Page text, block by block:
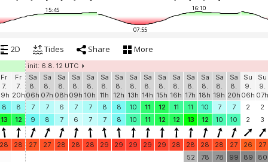
15:45 16:10
07:55
2D Tides Share More
init: 6.8. 12 UTC
Fr
7.
Fr
7.
20h
Sa
8.
06h
Sa
8.
07h
Sa
8.
08h
Sa
8.
09h
Sa
8.
10h
Sa
8.
11h
Sa
8.
12h
Sa
8.
13h
Sa
8.
14h
Sa
8.
15h
Sa
8.
16h
Sa
8.
17h
Sa
8.
18h
Sa
8.
19h
Sa
8.
20h
Su
9.
06h
Su
9.
07h
8
8 7 7 6 7 7 8 8 10 11 12 11 11 10 7 7 2
2
13
12 9 8 7 6 7 7 8 10 11 12 12 13 12 10 10 2 3
28 28 27 27 28 28 28 29 29 29 29 29 28 28 28 28 27 26 27
52
78
78
99
89 80